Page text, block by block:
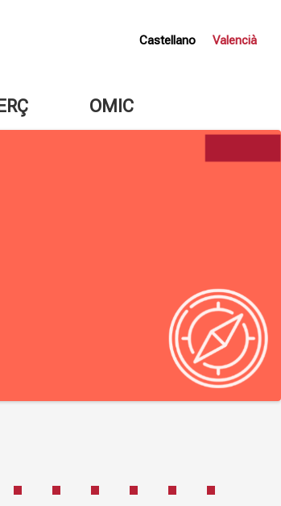
Castellano Valencià
OMIC